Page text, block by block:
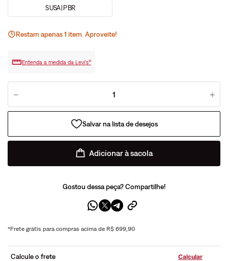
S USA | P BR
Restam apenas1 item. Aproveite!
Entenda a medida da Levi’s®
＋
－
Adicionar à sacola
Gostou dessa peça? Compartilhe!
*Frete grátis para compras acima de R$ 699,90
Calcule o frete